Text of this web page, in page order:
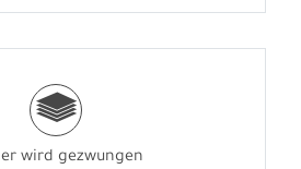
g
wird gezwungen